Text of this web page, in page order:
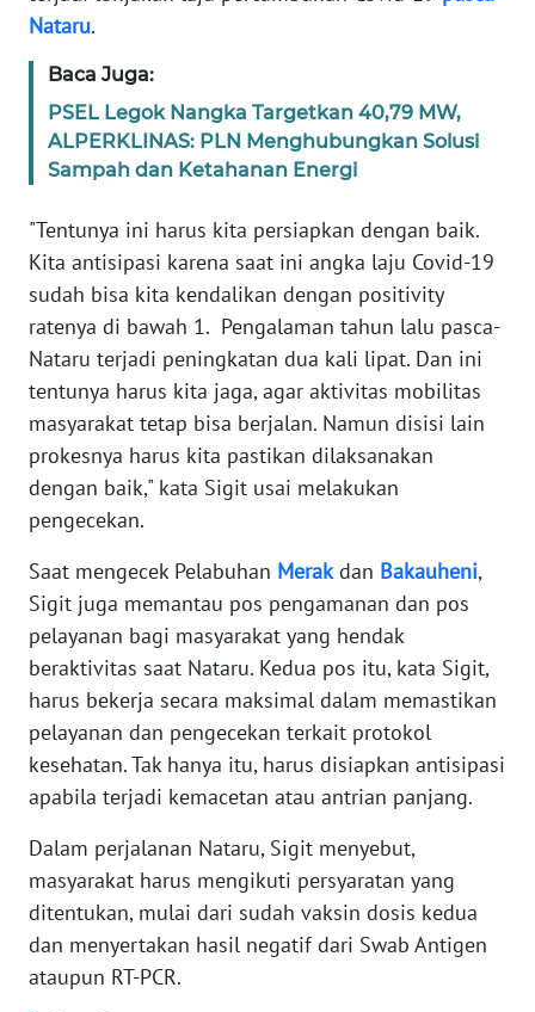
Nataru.
Baca Juga:
PSEL Legok Nangka Targetkan 40,79 MW,
ALPERKLINAS: PLN Menghubungkan Solusi
Sampah dan Ketahanan Energi
"Tentunya ini harus kita persiapkan dengan baik.
Kita antisipasi karena saat ini angka laju Covid-19
sudah bisa kita kendalikan dengan positivity
ratenya di bawah 1. Pengalaman tahun lalu pasca-
Nataru terjadi peningkatan dua kali lipat. Dan ini
tentunya harus kita jaga, agar aktivitas mobilitas
masyarakat tetap bisa berjalan. Namun disisi lain
prokesnya harus kita pastikan dilaksanakan
dengan baik," kata Sigit usai melakukan
pengecekan.
Saat mengecek Pelabuhan Merakdan Bakauheni,
Sigit juga memantau pos pengamanan dan pos
pelayanan bagi masyarakat yang hendak
beraktivitas saat Nataru. Kedua pos itu, kata Sigit,
harus bekerja secara maksimal dalam memastikan
pelayanan dan pengecekan terkait protokol
kesehatan. Tak hanya itu, harus disiapkan antisipasi
apabila terjadi kemacetan atau antrian panjang.
Dalam perjalanan Nataru, Sigit menyebut,
masyarakat harus mengikuti persyaratan yang
ditentukan, mulai dari sudah vaksin dosis kedua
dan menyertakan hasil negatif dari Swab Antigen
ataupun RT-PCR.
BANTEN
WN
NTT
WN
PAPUA
WN
PAPUA
BARAT
WN
RIAU
WN
SERAMBI
WN
SULTRA
NTB
WN
SULTENG